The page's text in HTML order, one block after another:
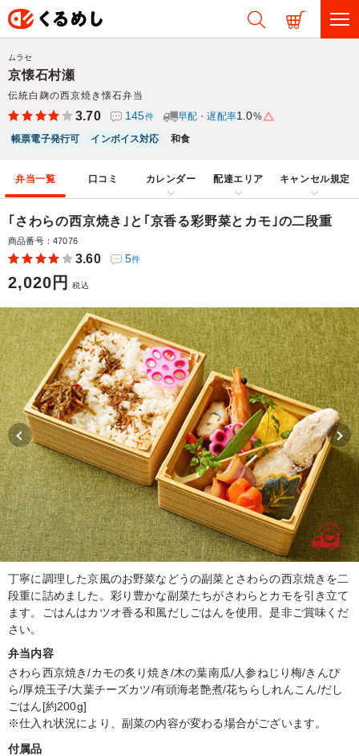
京懐石村瀬
伝統白麹の西京焼き懐石弁当
ムラセ
3.70 145件 早配・遅配率1.0%
帳票電子発行可
インボイス対応 和食
弁当一覧 口コミ カレンダー 配達エリア キャンセル規定
｢さわらの西京焼き｣と｢京香る彩野菜とカモ｣の二段重
商品番号：47076
3.60 5件
2,020円 税込
丁寧に調理した京風のお野菜などうの副菜とさわらの西京焼きを二
段重に詰めました。彩り豊かな副菜たちがさわらとカモを引き立て
ます。ごはんはカツオ香る和風だしごはんを使用。是非ご賞味くだ
さい。
弁当内容
さわら西京焼き/カモの炙り焼き/木の葉南瓜/人参ねじり梅/きんぴ
ら/厚焼玉子/大葉チーズカツ/有頭海老艶煮/花ちらしれんこん/だし
ごはん[約200g]
※仕入れ状況により、副菜の内容が変わる場合がございます。
付属品